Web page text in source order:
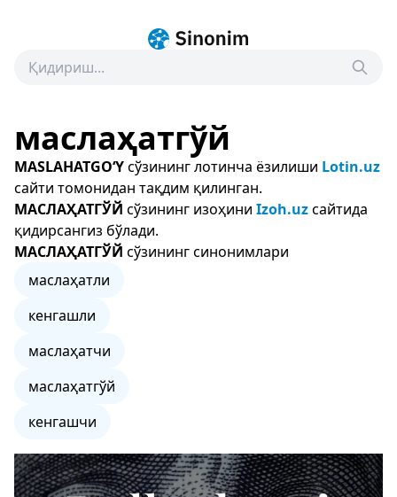
маслаҳатгўй
MASLAHATGO‘Yсўзининг лотинча ёзилиши Lotin.uz
сайти томонидан тақдим қилинган.
МАСЛАҲАТГЎЙ сўзининг изоҳини Izoh.uzсайтида
қидирсангиз бўлади.
МАСЛАҲАТГЎЙ сўзининг синонимлари
маслаҳатли
кенгашли
маслаҳатчи
маслаҳатгўй
кенгашчи